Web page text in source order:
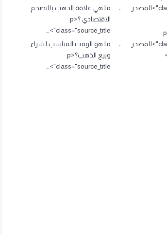
class="source_title">المصدر
20جرام بيضاوي<p
class="source_title">المصدر
ما هي علاقة الذهب بالتضخم
الاقتصادي ؟<p
class="source_title">…
ما هو الوقت المناسب لشراء
وبيع الذهب؟<p
class="source_title">…